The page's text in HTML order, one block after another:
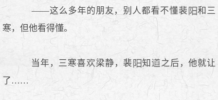
——这么多年的朋友，别人都看不懂裴
和三
寒，但他看得懂。
当年，三寒喜 梁静，裴 知
之后，他就让
了……